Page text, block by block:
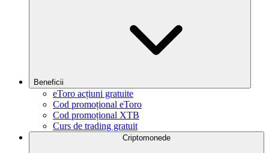
Beneficii
eToro acțiuni gratuite
Cod promoțional eToro
Cod promoțional XTB
Curs de trading gratuit